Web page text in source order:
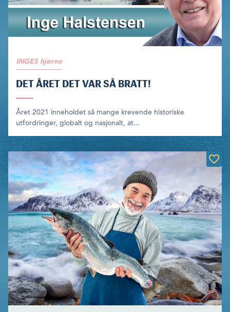
INGES hjørne
DET ÅRET DET VAR SÅ BRATT!
Året 2021 inneholdet så mange kre­vende historiske
utfordringer, globalt og nasjonalt, at...